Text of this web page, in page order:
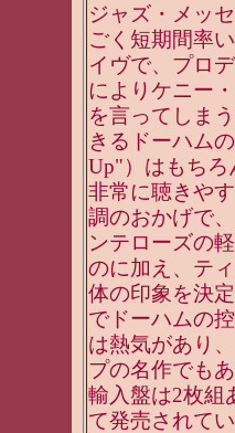
ジャズ・メッ
ごく短期間率
イヴで、プロ
によりケニー
を言ってしま
きるドーハム
Up"）はもちろ
非常に聴きや
調のおかげで
ンテローズの
のに加え、テ
体の印象を決
でドーハムの
は熱気があり
プの名作でも
輸入盤は2枚組
て発売されて